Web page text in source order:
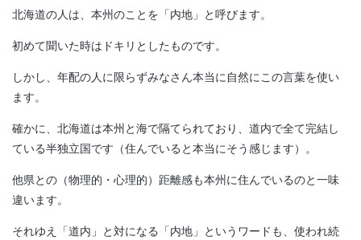
北海道の人は、本州のことを「内地」と呼びます。
初めて聞いた時はドキリとしたものです。
しかし、年配の人に限らずみなさん本当に自然にこの言葉を使い
ます。
確かに、北海道は本州と海で隔てられており、道内で全て完結し
ている半独立国です（住んでいると本当にそう感じます）。
他県との（物理的・心理的）距離感も本州に住んでいるのと一味
違います。
それゆえ「道内」と対になる「内地」というワードも、使われ続